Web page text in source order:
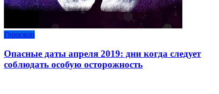
Гороскоп
Опасные даты апреля 2019: дни когда следует
соблюдать особую осторожность